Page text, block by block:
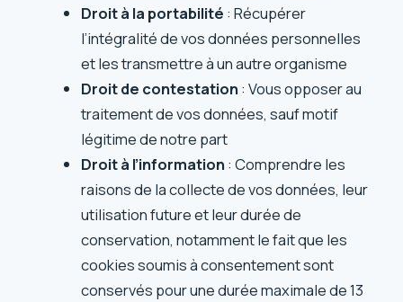
Droit à la portabilité : Récupérer
l’intégralité de vos données personnelles
et les transmettre à un autre organisme
Droit de contestation: Vous opposer au
traitement de vos données, sauf motif
légitime de notre part
Droit à l’information: Comprendre les
raisons de la collecte de vos données, leur
utilisation future et leur durée de
conservation, notamment le fait que les
cookies soumis à consentement sont
conservés pour une durée maximale de 13